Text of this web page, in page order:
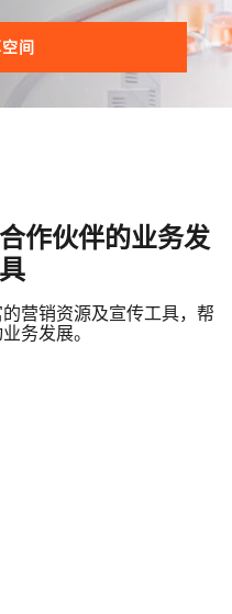
间
作伙伴的业务发
营销资源及宣传工具，帮
务发展。